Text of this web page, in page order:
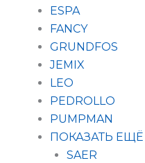
ESPA
FANCY
GRUNDFOS
JEMIX
LEO
PEDROLLO
PUMPMAN
ПОКАЗАТЬ ЕЩЁ
SAER